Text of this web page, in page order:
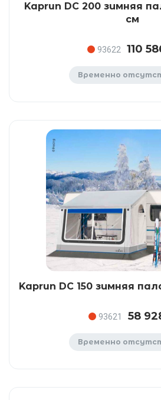
Kaprun DC 200 зимняя
см
93622 110
Временно
Kaprun DC 150 зимняя
93621 58
Временно